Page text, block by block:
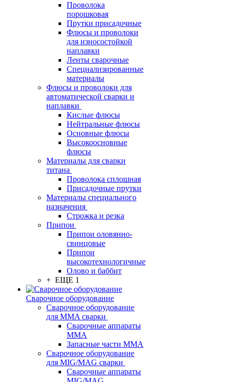
Проволока
порошковая
Прутки присадочные
Флюсы и проволоки
для износостойкой
наплавки
Ленты сварочные
Специализированные
материалы
Флюсы и проволоки для
автоматической сварки и
наплавки
Кислые флюсы
Нейтральные флюсы
Основные флюсы
Высокоосновные
флюсы
Материалы для сварки
титана
Проволока сплошная
Присадочные прутки
Материалы специального
назначения
Строжка и резка
Припои
Припои оловянно-
свинцовые
Припои
высокотехнологичные
Олово и баббит
+ ЕЩЕ 1
Сварочное оборудование
Сварочное оборудование
для MMA сварки
Сварочные аппараты
MMA
Запасные части MMA
Сварочное оборудование
для MIG/MAG сварки
Сварочные аппараты